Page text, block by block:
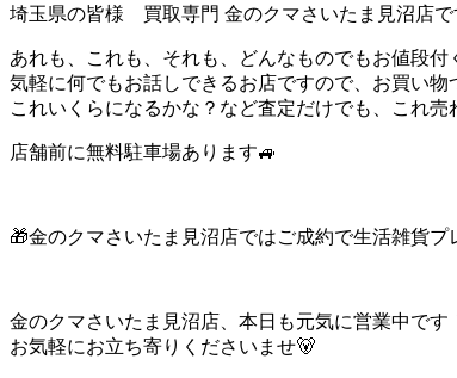
埼玉県の皆様 買取専門 金のクマさいたま見沼店で
あれも、これも、それも、どんなものでもお値段付
気軽に何でもお話しできるお店ですので、お買い
これいくらになるかな？など査定だけでも、これ
店舗前に無料駐車場あります🚙
🎁金のクマさいたま見沼店ではご成約で生活雑貨プ
金のクマさいたま見沼店、本日も元気に営業中です
お気軽にお立ち寄りくださいませ🐻